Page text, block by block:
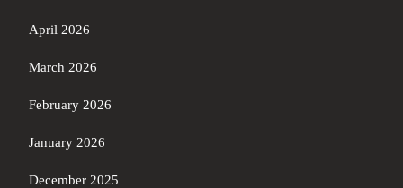
April 2026
March 2026
February 2026
January 2026
December 2025